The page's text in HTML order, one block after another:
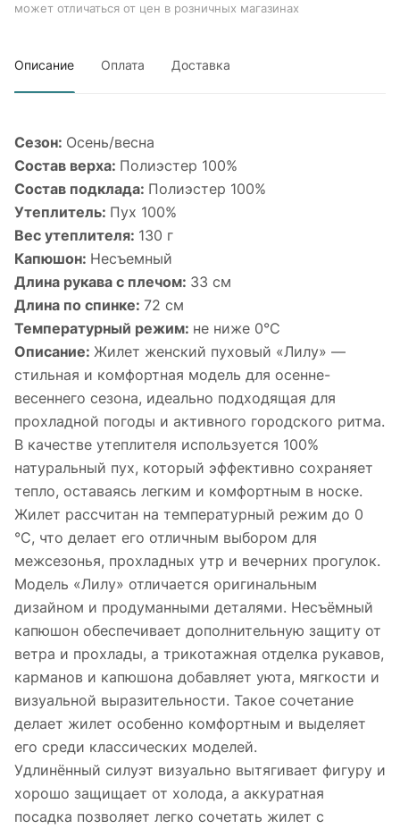
может отличаться от цен в розничных магазинах
Описание Оплата Доставка
Сезон: Осень/весна
Состав верха: Полиэстер 100%
Состав подклада: Полиэстер 100%
Утеплитель: Пух 100%
Вес утеплителя: 130 г
Капюшон: Несъемный
Длина рукава с плечом: 33 см
Длина по спинке: 72 см
Температурный режим: не ниже 0°С
Описание: Жилет женский пуховый «Лилу» —
стильная и комфортная модель для осенне-
весеннего сезона, идеально подходящая для
прохладной погоды и активного городского ритма.
В качестве утеплителя используется 100%
натуральный пух, который эффективно сохраняет
тепло, оставаясь легким и комфортным в носке.
Жилет рассчитан на температурный режим до 0
°C, что делает его отличным выбором для
межсезонья, прохладных утр и вечерних прогулок.
Модель «Лилу» отличается оригинальным
дизайном и продуманными деталями. Несъёмный
капюшон обеспечивает дополнительную защиту от
ветра и прохлады, а трикотажная отделка рукавов,
карманов и капюшона добавляет уюта, мягкости и
визуальной выразительности. Такое сочетание
делает жилет особенно комфортным и выделяет
его среди классических моделей.
Удлинённый силуэт визуально вытягивает фигуру и
хорошо защищает от холода, а аккуратная
посадка позволяет легко сочетать жилет с